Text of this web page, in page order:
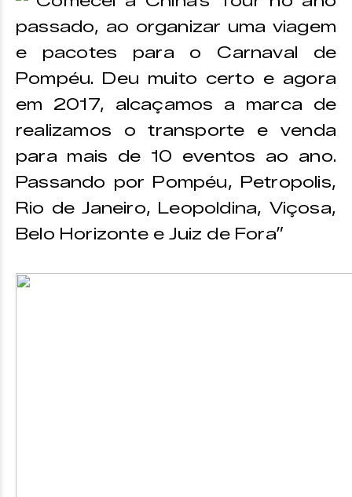
passado, ao organizar uma viagem
e pacotes para o Carnaval de
Pompéu. Deu muito certo e agora
em 2017, alcaçamos a marca de
realizamos o transporte e venda
para mais de 10 eventos ao ano.
Passando por Pompéu, Petropolis,
Rio de Janeiro, Leopoldina, Viçosa,
Belo Horizonte e Juiz de Fora”